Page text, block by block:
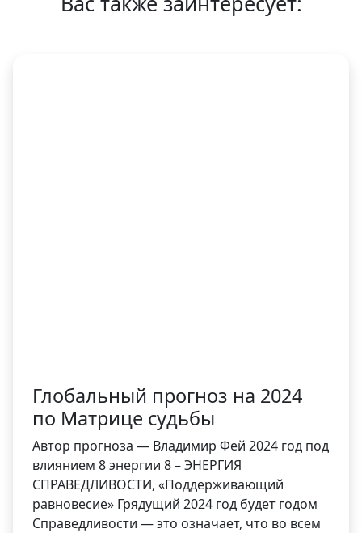
Глобальный прогноз на 2024
по Матрице судьбы
Автор прогноза — Владимир Фей 2024 год под
влиянием 8 энергии 8 – ЭНЕРГИЯ
СПРАВЕДЛИВОСТИ, «Поддерживающий
равновесие» Грядущий 2024 год будет годом
Справедливости — это означает, что во всем